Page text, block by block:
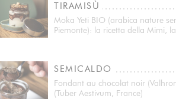
TIRAMISÙ
Moka Yeti BIO (arabica nature
Piemonte): la ricetta della Mimi,
SEMICALDO
Fondant au chocolat noir
(Tuber Aestivum, France)